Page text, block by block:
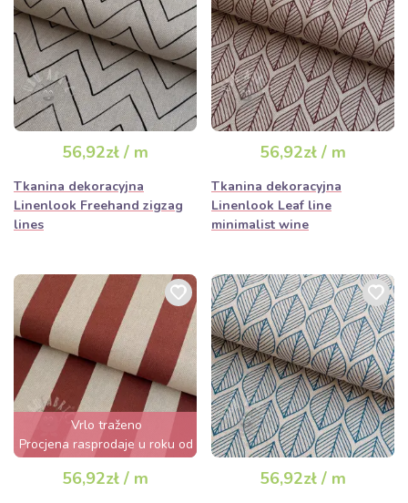
56,92zł / m
Tkanina dekoracyjna
Linenlook Freehand zigzag
lines
56,92zł / m
Tkanina dekoracyjna
Linenlook Leaf line
minimalist wine
Vrlo traženo
Procjena rasprodaje u roku od
nekoliko sati
56,92zł / m 56,92zł / m